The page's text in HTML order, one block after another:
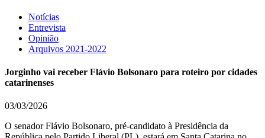
Notícias
Entrevista
Opinião
Arquivos 2021-2022
Jorginho vai receber Flávio Bolsonaro para roteiro por cidades
catarinenses
03/03/2026
O senador Flávio Bolsonaro, pré-candidato à Presidência da